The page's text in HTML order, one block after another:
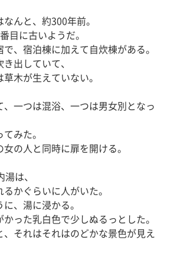
んと、約300年前。
目に古いようだ。
、宿泊棟に加えて自炊棟がある。
出していて、
木が生えていない。
、一つは混浴、一つは男女別となっ
みた。
の人と同時に扉を開ける。
は、
かぐらいに人がいた。
、湯に浸かる。
った乳白色で少しぬるっとした。
それはそれはのどかな景色が見え